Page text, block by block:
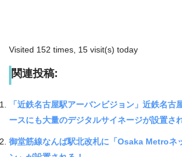
Visited 152 times, 15 visit(s) today
関連投稿:
「近鉄名古屋駅アーバンビジョン」近鉄名古
ースにも大量のデジタルサイネージが設置さ
御堂筋線なんば駅北改札に「Osaka Metroネ